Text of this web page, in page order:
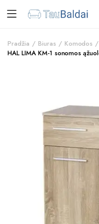
Pradžia Biuras
Komodos
HAL LIMA KM-1 sonomos